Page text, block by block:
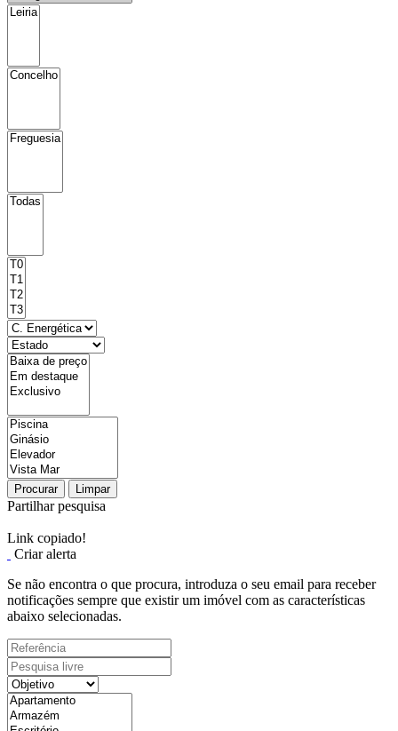
Procurar Limpar
Partilhar pesquisa
Link copiado!
Criar alerta
Se não encontra o que procura, introduza o seu email para receber
notificações sempre que existir um imóvel com as características
abaixo selecionadas.